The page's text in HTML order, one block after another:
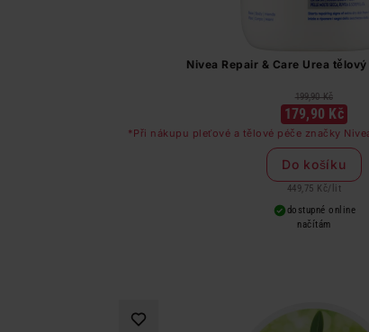
Nivea Repair & Care Urea
199,90 Kč
179,90 Kč
*Při nákupu pleťové a tělové péče značky
249 Kč dostanete odličovač
Do košíku
449,75 Kč/ lit
dostupné online
načítám